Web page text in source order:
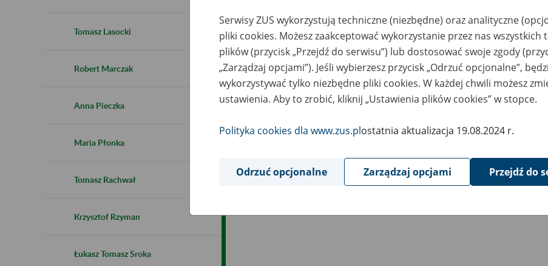
Tomasz Lasocki
Robert Marczak
Anna Pieczka
Maria Płonka
Tomasz Rachwał
Krzysztof Rzyman
Łukasz Tomasz Sroka
Serwisy ZUS wykorzystują techniczne (niezbędne) oraz analityczne
pliki cookies. Możesz zaakceptować wykorzystanie przez nas wszystkich
plików (przycisk „Przejdź do serwisu”) lub dostosować swoje zgody
„Zarządzaj opcjami”). Jeśli wybierzesz przycisk „Odrzuć opcjonalne”,
wykorzystywać tylko niezbędne pliki cookies. W każdej chwili możesz
ustawienia. Aby to zrobić, kliknij „Ustawienia plików cookies” w stopce.
Polityka cookies dla www.zus.plostatnia aktualizacja 19.08.2024 r.
Odrzuć opcjonalne Zarządzaj opcjami Przejdź do